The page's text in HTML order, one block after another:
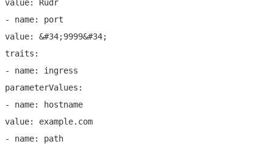
value: Rudr
- name: port
value: &#34;9999&#34;
traits:
- name: ingress
parameterValues:
- name: hostname
value: example.com
- name: path